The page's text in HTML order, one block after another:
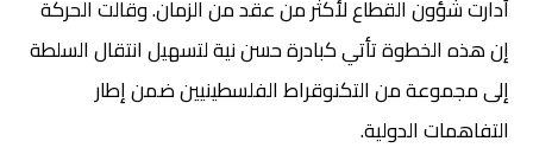
أدارت شؤون القطاع لأكثر من عقد من الزمان. وقالت الحركة
إن هذه الخطوة تأتي كبادرة حسن نية لتسهيل انتقال السلطة
إلى مجموعة من التكنوقراط الفلسطينيين ضمن إطار
التفاهمات الدولية.